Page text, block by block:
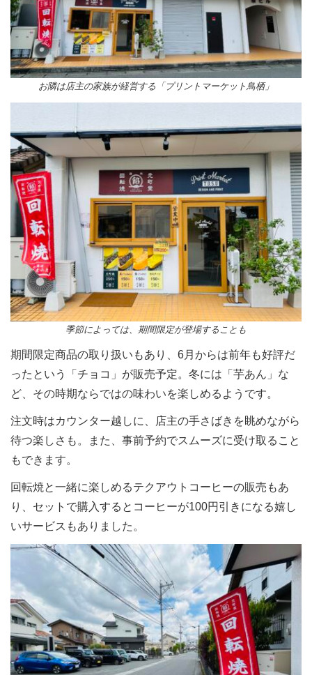
お隣は店主の家族が経営する「プリントマーケット鳥栖」
季節によっては、期間限定が登場することも
期間限定商品の取り扱いもあり、6月からは前年も好評だ
ったという「チョコ」が販売予定。冬には「芋あん」な
ど、その時期ならではの味わいを楽しめるようです。
注文時はカウンター越しに、店主の手さばきを眺めながら
待つ楽しさも。また、事前予約でスムーズに受け取ること
もできます。
回転焼と一緒に楽しめるテクアウトコーヒーの販売もあ
り、セットで購入するとコーヒーが100円引きになる嬉し
いサービスもありました。